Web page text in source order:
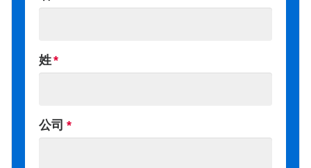
姓
公司